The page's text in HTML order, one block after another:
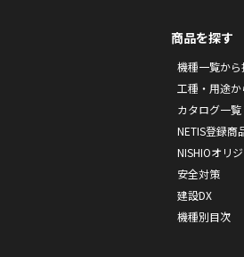
商品を探す
機種一覧から
工種・用途
カタログ一覧
NETIS登録商
NISHIOオリ
安全対策
建設DX
機種別目次